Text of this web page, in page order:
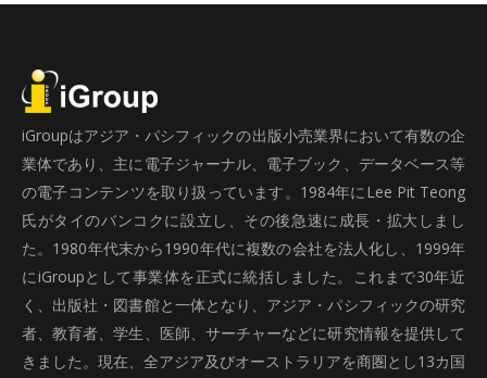
iGroupはアジア・パシフィックの出版小売業界において有数の企
業体であり、主に電子ジャーナル、電子ブック、データベース等
の電子コンテンツを取り扱っています。1984年にLee Pit Teong
氏がタイのバンコクに設立し、その後急速に成長・拡大しまし
た。1980年代末から1990年代に複数の会社を法人化し、1999年
にiGroupとして事業体を正式に統括しました。これまで30年近
く、出版社・図書館と一体となり、アジア・パシフィックの研究
者、教育者、学生、医師、サーチャーなどに研究情報を提供して
きました。現在、全アジア及びオーストラリアを商圏とし13カ国